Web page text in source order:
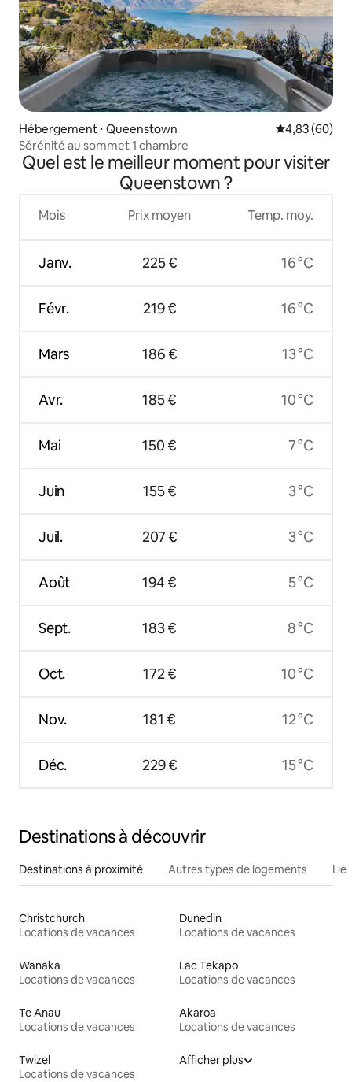
Hébergement ⋅ Queenstown Évaluation
4,83 (60)
Sérénité au sommet 1 chambre
Quel est le meilleur moment pour visiter
Queenstown ?
Mois
Janv.
Févr.
Mars
Avr.
Mai
Juin
Juil.
Août
Sept.
Oct.
Nov.
Déc.
Prix moyen
225 €
219 €
186 €
185 €
150 €
155 €
207 €
194 €
183 €
172 €
181 €
229 €
Temp. moy.
16 °C
16 °C
13 °C
10 °C
7 °C
3 °C
3 °C
5 °C
8 °C
10 °C
12 °C
15 °C
Destinations à découvrir
Destinations à proximité Autres types de logements
Christchurch
Locations de vacances
Dunedin
Locations de vacances
Wanaka
Locations de vacances
Lac Tekapo
Locations de vacances
Te Anau
Locations de vacances
Akaroa
Locations de vacances
Twizel
Locations de vacances
Afficher plus